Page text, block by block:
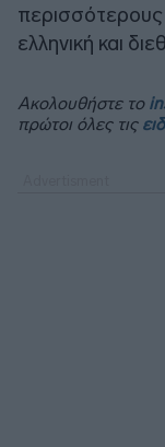
ελληνική και
Ακολουθήστε το
πρώτοι όλες τις